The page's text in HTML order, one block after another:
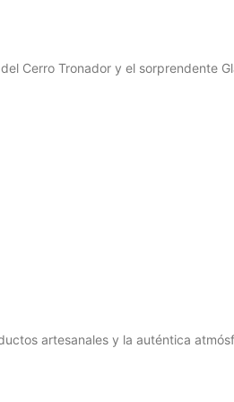
Cerro Tronador y el sorprendente
artesanales y la auténtica